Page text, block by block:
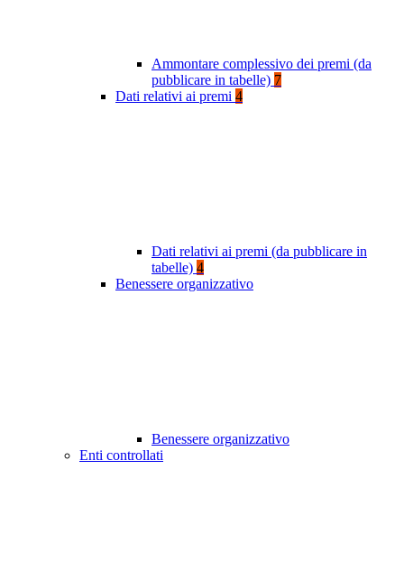
Ammontare complessivo dei premi (da
pubblicare in tabelle) 7
Dati relativi ai premi 4
Dati relativi ai premi (da pubblicare in
tabelle) 4
Benessere organizzativo
Benessere organizzativo
Enti controllati